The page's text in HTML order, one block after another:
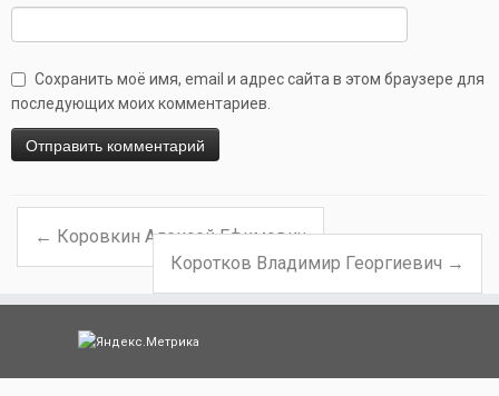
Сохранить моё имя, email и адрес сайта в этом браузере для
последующих моих комментариев.
Навигация по записям
← Коровкин Алексей Ефимович
Коротков Владимир Георгиевич →